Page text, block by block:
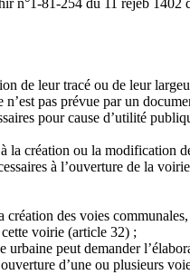
n°1-81-254 du 11 rejeb
de leur tracé ou de leur
pas prévue par un
pour cause d’utilité
la création ou la modification
à l’ouverture de la
des voies
voirie (article 32) ;
peut demander
d’une ou plusieurs